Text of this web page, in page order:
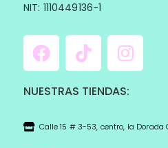
NIT: 1110449136-1
NUESTRAS TIENDAS:
Calle 15 # 3-53, centro, la Dorada